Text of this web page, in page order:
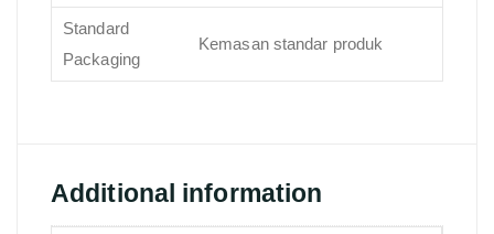
Standard
Packaging
Kemasan standar produk
Additional information